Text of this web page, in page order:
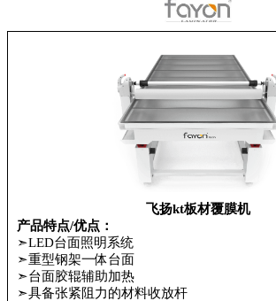
飞扬kt板材覆膜机
产品特点/优点：
➣LED台面照明系统
➣重型钢架一体台面
➣台面胶辊辅助加热
➣具备张紧阻力的材料收放杆